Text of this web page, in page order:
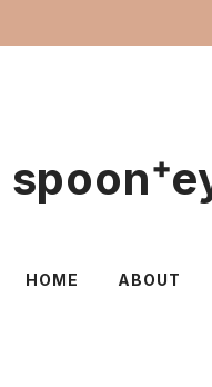
HOME ABOUT